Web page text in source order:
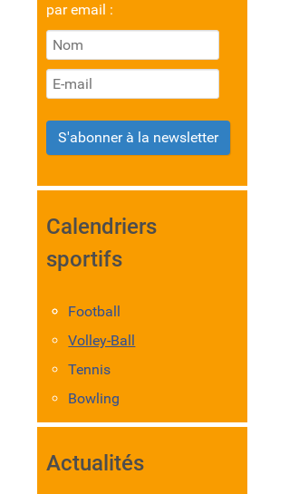
par email :
S'abonner à la newsletter
Calendriers
sportifs
Football
Volley-Ball
Tennis
Bowling
Actualités